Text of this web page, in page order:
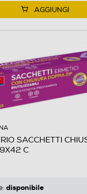
AGGIUNGI
SACCHETTI
C
disponibile